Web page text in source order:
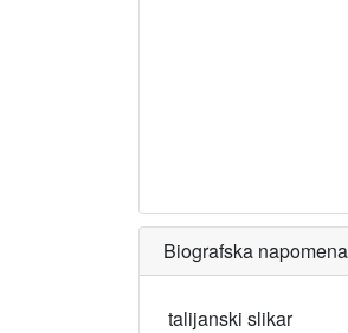
Biografska napomena
talijanski slikar